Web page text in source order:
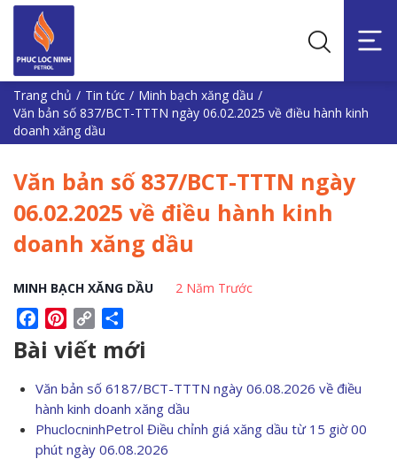
Trang chủ / Tin tức / Minh bạch xăng dầu /
Văn bản số 837/BCT-TTTN ngày 06.02.2025 về điều hành kinh
doanh xăng dầu
Văn bản số 837/BCT-TTTN ngày
06.02.2025 về điều hành kinh
doanh xăng dầu
MINH BẠCH XĂNG DẦU 2 Năm Trước
FacebookPinterest
Copy
Bài viết mới
Văn bản số 6187/BCT-TTTN ngày 06.08.2026 về điều
hành kinh doanh xăng dầu
PhuclocninhPetrol Điều chỉnh giá xăng dầu từ 15 giờ 00
phút ngày 06.08.2026